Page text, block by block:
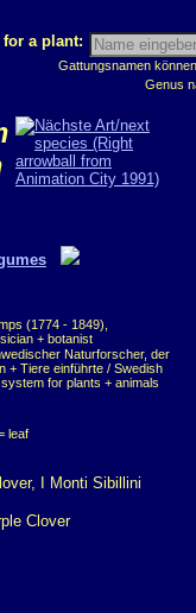
a plant:
Gattungsnamen
Genus
(1774 - 1849),
+ botanist
Naturforscher, der
+ Tiere einführte / Swedish
for plants + animals
leaf
Clover